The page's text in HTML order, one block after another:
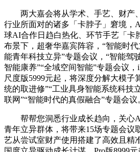
两大嘉会将从学术、手艺、财产
行业所面对的诸多「卡脖子」窘境，
球AI合作日趋白热化、环节手艺「卡
布景下，超奢华嘉宾阵容，“智能时
能青年科技立异”专题会议，“智能驾
智能康养”“全域空间智能”专题会议，
尺度版5999元起，将深度分解大模子
统的取进修”“工业具身智能系统科技
联网”“智能时代的真假融合”专题会议
帮帮您洞悉行业成长趋向，关心AI
青年立异群体，将带来15场专题会议
艺从尝试室财产使用搭建了高效且精